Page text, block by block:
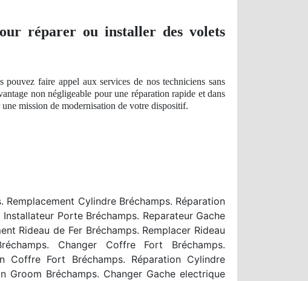
réparer ou installer des volets
faire appel aux services de nos techniciens sans
non négligeable pour une réparation rapide et dans
une mission de modernisation de votre dispositif.
Cylindre Bréchamps. Réparation
Porte Bréchamps. Reparateur Gache
Rideau de Fer Bréchamps. Remplacer Rideau
Changer Coffre Fort Bréchamps.
Coffre Fort Bréchamps. Réparation Cylindre
Groom Bréchamps. Changer Gache electrique